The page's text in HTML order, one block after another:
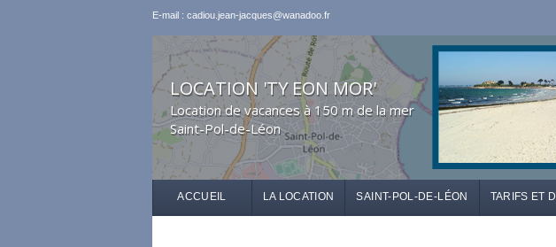
E-mail : cadiou.jean-jacques@wanadoo.fr
LOCATION 'TY EON MOR'
Location de vacances à 150 m de la mer
Saint-Pol-de-Léon
ACCUEIL LA LOCATION SAINT-POL-DE-LÉON TARIFS ET